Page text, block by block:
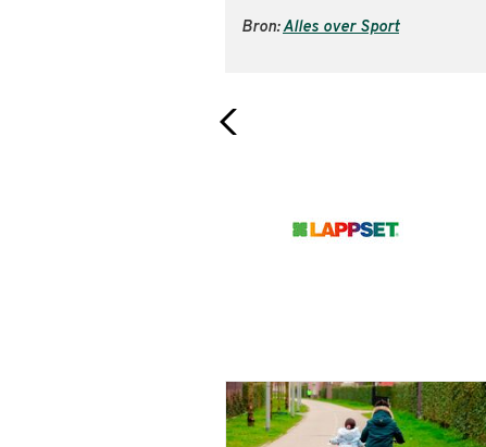
Bron:Alles over Sport